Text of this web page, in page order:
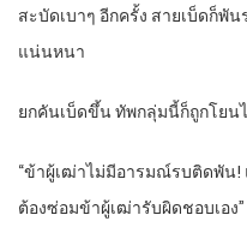
สะบัดเบาๆ อีกครั้ง สายเบ็ดก็พั
แน่นหนา
ยกคันเบ็ดขึ้น ทัพกลุ่มนี้ก็ถูกโย
“ข้าผู้เฒ่าไม่มีอารมณ์รบติดพัน!
ต้องซ่อมข้าผู้เฒ่ารับผิดชอบเอง”